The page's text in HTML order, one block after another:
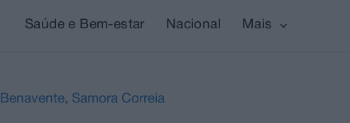
Saúde e Bem-estar Nacional Mais
Benavente, Samora Correia